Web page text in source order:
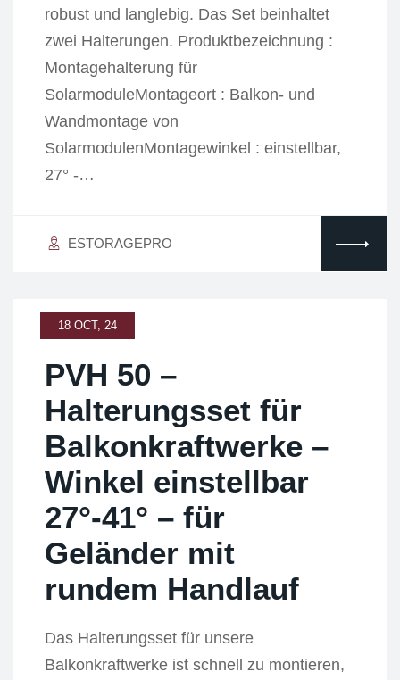
robust und langlebig. Das Set beinhaltet
zwei Halterungen. Produktbezeichnung :
Montagehalterung für
SolarmoduleMontageort : Balkon- und
Wandmontage von
SolarmodulenMontagewinkel : einstellbar,
27° -…
ESTORAGEPRO
18 OCT, 24
PVH 50 –
Halterungsset für
Balkonkraftwerke –
Winkel einstellbar
27°-41° – für
Geländer mit
rundem Handlauf
Das Halterungsset für unsere
Balkonkraftwerke ist schnell zu montieren,